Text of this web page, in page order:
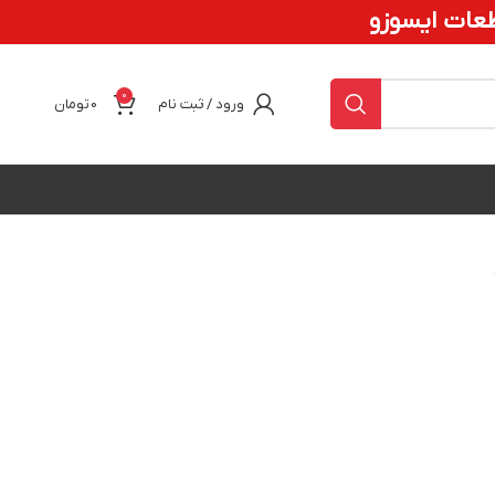
ایسوزو
ورود / ثبت نام 0
0تومان